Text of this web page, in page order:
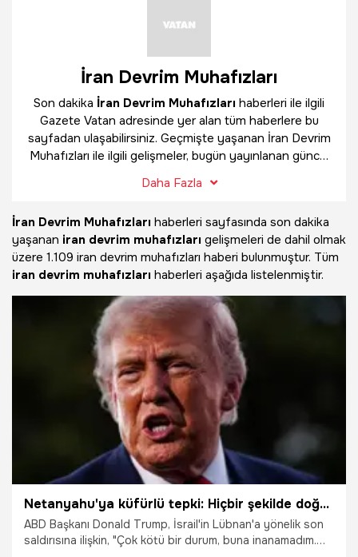
İran Devrim Muhafızları
Son dakika İran Devrim Muhafızları haberleri ile ilgili
Gazete Vatan adresinde yer alan tüm haberlere bu
sayfadan ulaşabilirsiniz. Geçmişte yaşanan İran Devrim
Muhafızları ile ilgili gelişmeler, bugün yayınlanan güncel
haber sayfamızda bulabilirsiniz.
Daha Fazla
İran Devrim Muhafızları haberleri sayfasında son dakika
yaşanan iran devrim muhafızları gelişmeleri de dahil olmak
üzere 1.109 iran devrim muhafızları haberi bulunmuştur. Tüm
iran devrim muhafızları haberleri aşağıda listelenmiştir.
Netanyahu'ya küfürlü tepki: Hiçbir şekilde doğru karar veremiyor
ABD Başkanı Donald Trump, İsrail'in Lübnan'a yönelik son
saldırısına ilişkin, "Çok kötü bir durum, buna inanamadım.